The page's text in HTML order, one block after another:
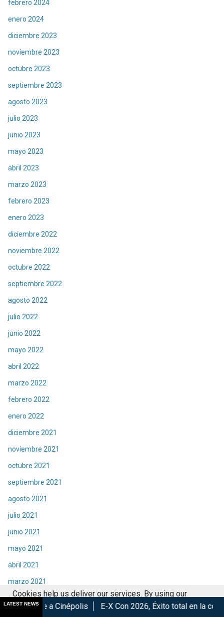
febrero 2024
enero 2024
diciembre 2023
noviembre 2023
octubre 2023
septiembre 2023
agosto 2023
julio 2023
junio 2023
mayo 2023
abril 2023
marzo 2023
febrero 2023
enero 2023
diciembre 2022
noviembre 2022
octubre 2022
septiembre 2022
agosto 2022
julio 2022
junio 2022
mayo 2022
abril 2022
marzo 2022
febrero 2022
enero 2022
diciembre 2021
noviembre 2021
octubre 2021
septiembre 2021
agosto 2021
julio 2021
junio 2021
mayo 2021
abril 2021
marzo 2021
febrero 2021
LATEST NEWSE-X Con 2026, Éxito total en la convención. Los
Cookies help us deliver our services. By using our
services, you agree to our use of cookies.
Got it